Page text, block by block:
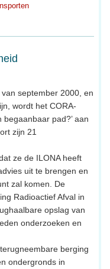
september 2000, en
wordt het CORA-
pad?’ aan
zijn 21
ze de ILONA heeft
uit te brengen en
zal komen. De
Radioactief Afval in
opslag van
onderzoeken en
berging
ondergronds in